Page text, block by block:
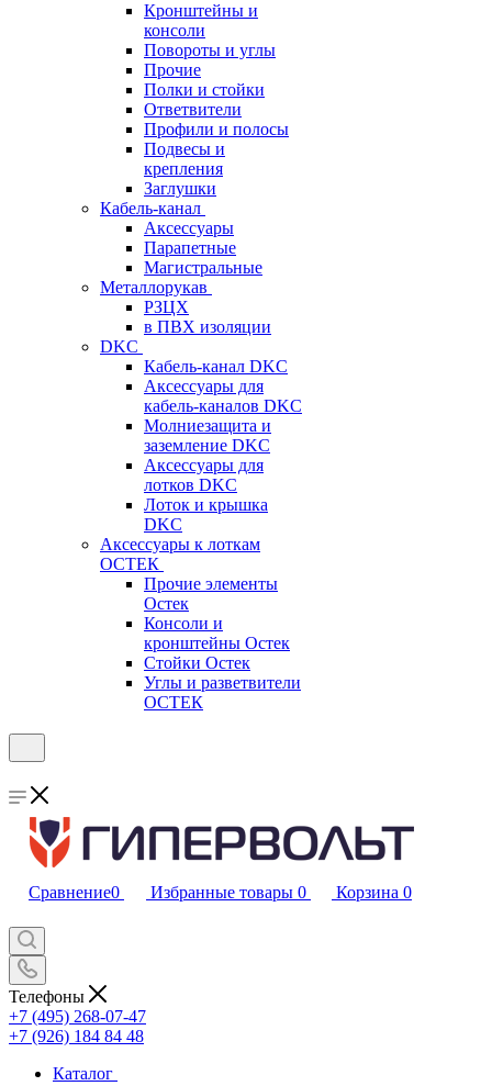
Кронштейны и
консоли
Повороты и углы
Прочие
Полки и стойки
Ответвители
Профили и полосы
Подвесы и
крепления
Заглушки
Кабель-канал
Аксессуары
Парапетные
Магистральные
Металлорукав
РЗЦХ
в ПВХ изоляции
DKC
Кабель-канал DKC
Аксессуары для
кабель-каналов DKC
Молниезащита и
заземление DKC
Аксессуары для
лотков DKC
Лоток и крышка
DKC
Аксессуары к лоткам
ОСТЕК
Прочие элементы
Остек
Консоли и
кронштейны Остек
Стойки Остек
Углы и разветвители
ОСТЕК
Сравнение0 Избранные товары 0 Корзина 0
Телефоны
+7 (495) 268-07-47
+7 (926) 184 84 48
Каталог